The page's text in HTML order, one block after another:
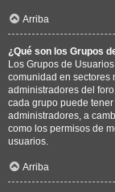
Arriba
¿Qué son los Grupos
Los Grupos de
comunidad en sectores
administradores del
cada grupo puede
administradores, a
como los permisos de
usuarios.
Arriba